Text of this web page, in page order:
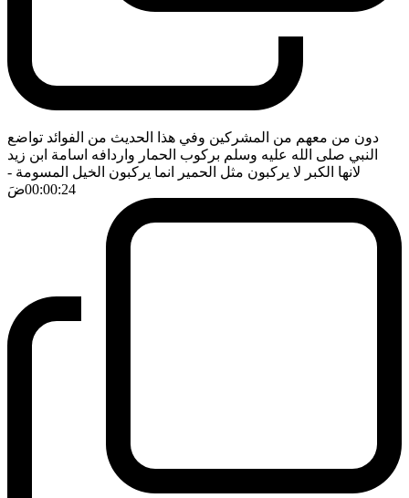
دون من معهم من المشركين وفي هذا الحديث من الفوائد تواضع
النبي صلى الله عليه وسلم بركوب الحمار واردافه اسامة ابن زيد
لانها الكبر لا يركبون مثل الحمير انما يركبون الخيل المسومة -
00:00:24ضَ